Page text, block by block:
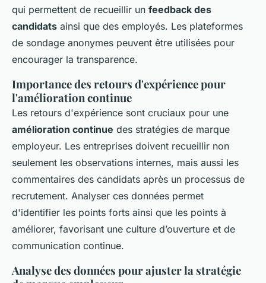
qui permettent de recueillir un feedback des
candidats ainsi que des employés. Les plateformes
de sondage anonymes peuvent être utilisées pour
encourager la transparence.
Importance des retours d'expérience pour
l'amélioration continue
Les retours d'expérience sont cruciaux pour une
amélioration continue des stratégies de marque
employeur. Les entreprises doivent recueillir non
seulement les observations internes, mais aussi les
commentaires des candidats après un processus de
recrutement. Analyser ces données permet
d'identifier les points forts ainsi que les points à
améliorer, favorisant une culture d’ouverture et de
communication continue.
Analyse des données pour ajuster la stratégie